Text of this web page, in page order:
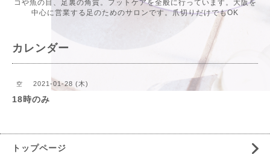
コや魚の目、足裏の角質。フットケアを全般に行っています。大阪を
中心に営業する足のためのサロンです。爪切りだけでもOK
カレンダー
空 2021-01-28 (木)
18時のみ
トップページ